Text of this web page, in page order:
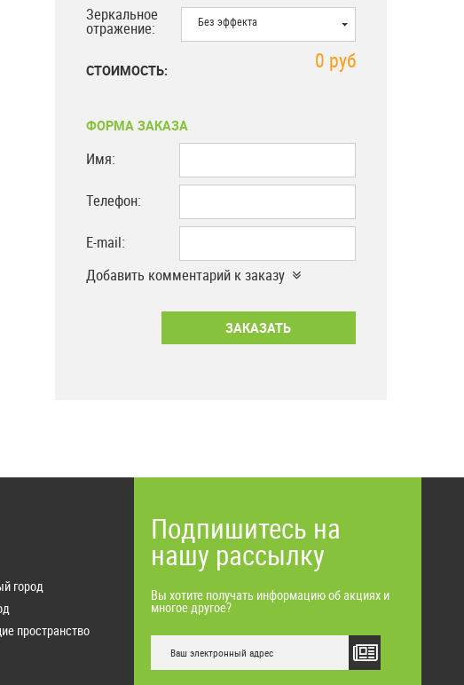
Без эффекта
Зеркальное
отражение:
СТОИМОСТЬ: 0 руб
ФОРМА ЗАКАЗА
Имя:
Телефон:
E-mail:
Добавить комментарий к заказу
город
пространство
Подпишитесь на
нашу рассылку
Вы хотите получать информацию об акциях и
многое другое?